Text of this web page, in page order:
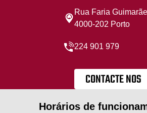
Rua Faria
4000-202 Porto
224 901 979
CONTACTE NOS
Horários de